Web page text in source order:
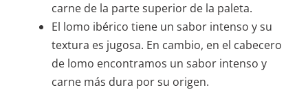
carne de la parte superior de la paleta.
El lomo ibérico tiene un sabor intenso y su
textura es jugosa. En cambio, en el cabecero
de lomo encontramos un sabor intenso y
carne más dura por su origen.